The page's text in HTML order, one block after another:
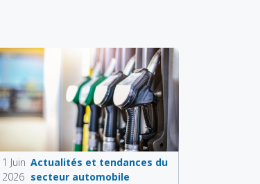
1 Juin
2026
Actualités et tendances du
secteur automobile